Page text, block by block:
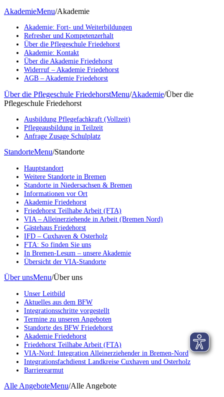
AkademieMenu/Akademie
Akademie: Fort- und Weiterbildungen
Refresher und Kompetenzerhalt
Über die Pflegeschule Friedehorst
Akademie: Kontakt
Über die Akademie Friedehorst
Widerruf – Akademie Friedehorst
AGB – Akademie Friedehorst
Über die Pflegeschule FriedehorstMenu/Akademie/Über die
Pflegeschule Friedehorst
Ausbildung Pflegefachkraft (Vollzeit)
Pflegeausbildung in Teilzeit
Anfrage Zusage Schulplatz
StandorteMenu/Standorte
Hauptstandort
Weitere Standorte in Bremen
Standorte in Niedersachsen & Bremen
Informationen vor Ort
Akademie Friedehorst
Friedehorst Teilhabe Arbeit (FTA)
VIA – Alleinerziehende in Arbeit (Bremen Nord)
Gästehaus Friedehorst
IFD – Cuxhaven & Osterholz
FTA: So finden Sie uns
In Bremen-Lesum – unsere Akademie
Übersicht der VIA-Standorte
Über unsMenu/Über uns
Unser Leitbild
Aktuelles aus dem BFW
Integrationsschritte vorgestellt
Termine zu unseren Angeboten
Standorte des BFW Friedehorst
Akademie Friedehorst
Friedehorst Teilhabe Arbeit (FTA)
VIA-Nord: Integration Alleinerziehender in Bremen-Nord
Integrationsfachdienst Landkreise Cuxhaven und Osterholz
Barrierearmut
Alle AngeboteMenu/Alle Angebote